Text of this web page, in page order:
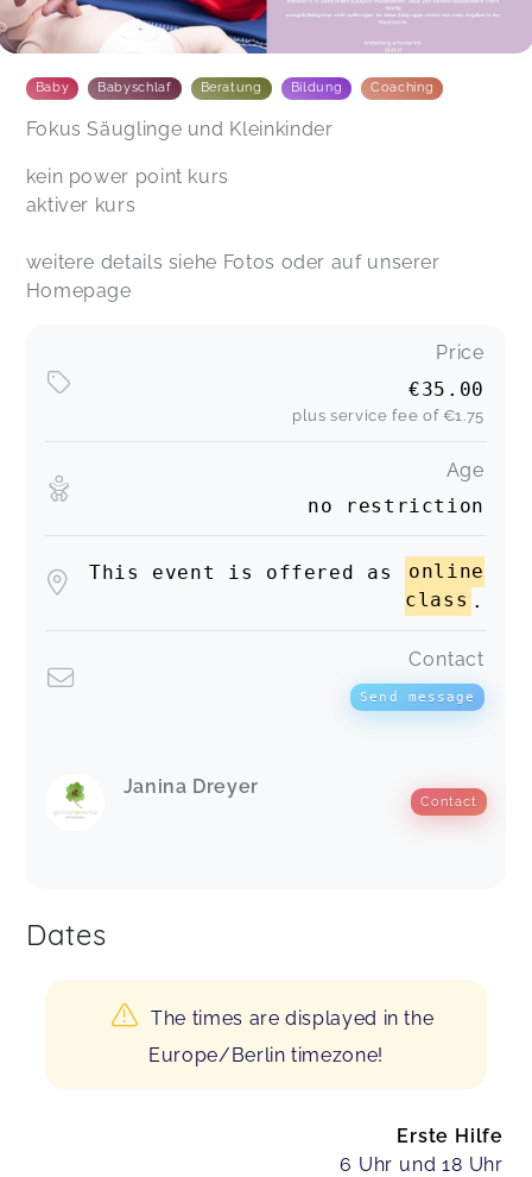
Baby Babyschlaf Beratung Bildung Coaching
Fokus Säuglinge und Kleinkinder
kein power point kurs
aktiver kurs
weitere details siehe Fotos oder auf unserer
Homepage
Price
€35.00
plus service fee of €1.75
Age
no restriction
This event is offered as
online
class .
Contact
Send message
Janina Dreyer
Contact
Dates
The times are displayed in the
Europe/Berlin timezone!
Erste Hilfe
6 Uhr und 18 Uhr